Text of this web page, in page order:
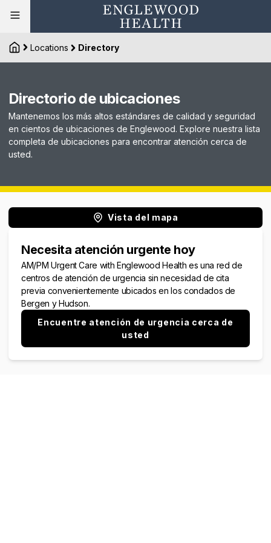
Locations Directory
Directorio de ubicaciones
Mantenemos los más altos estándares de calidad y seguridad
en cientos de ubicaciones de Englewood. Explore nuestra lista
completa de ubicaciones para encontrar atención cerca de
usted.
Vista del mapa
Necesita atención urgente hoy
AM/PM Urgent Care with Englewood Health es una red de
centros de atención de urgencia sin necesidad de cita
previa convenientemente ubicados en los condados de
Bergen y Hudson.
Encuentre atención de urgencia cerca de
usted